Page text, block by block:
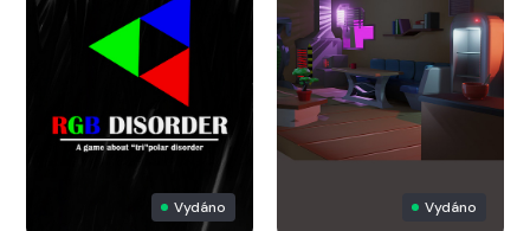
Vydáno Vydáno